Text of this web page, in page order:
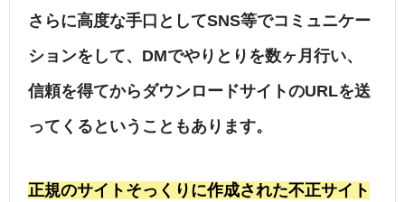
さらに高度な手口としてSNS等でコミュニケー
ションをして、DMでやりとりを数ヶ月行い、
信頼を得てからダウンロードサイトのURLを送
ってくるということもあります。
正規のサイトそっくりに作成された不正サイト